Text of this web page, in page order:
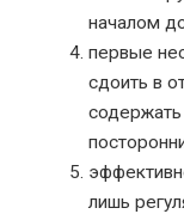
началом
первые
сдоить в
содержать
лишь